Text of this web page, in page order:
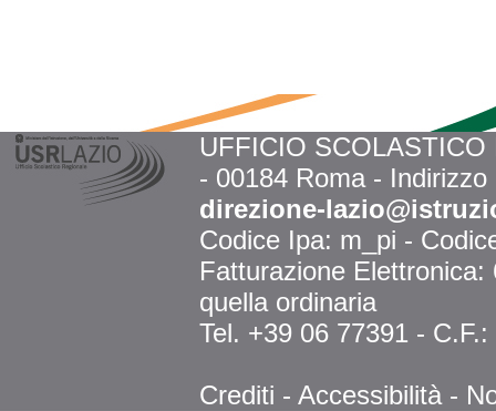
UFFICIO
- 00184 Roma -
direzione-
Codice Ipa: m_pi -
Fatturazione
quella ordinaria
Tel. +39 06 77391 -
Crediti - Accessibilità -